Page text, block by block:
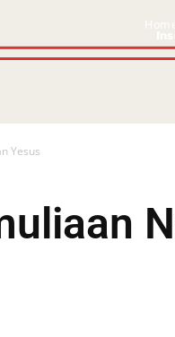
Home
Yesus